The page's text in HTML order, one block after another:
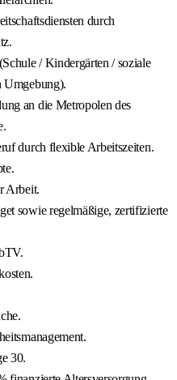
durch
/ Kindergärten / soziale
Umgebung).
an die Metropolen des
durch flexible Arbeitszeiten.
Arbeit.
sowie regelmäßige, zertifizierte
30.